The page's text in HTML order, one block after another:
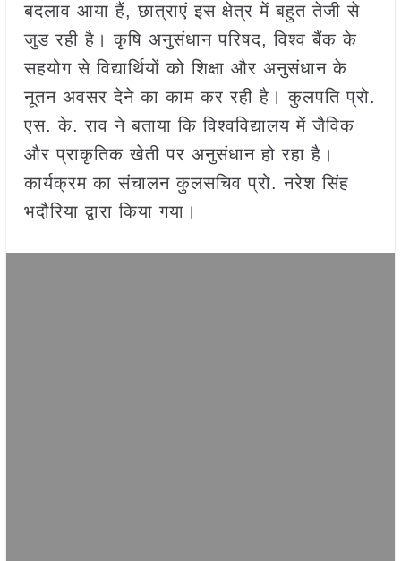
बदलाव आया हैं, छात्राएं इस क्षेत्र में बहुत तेजी से
जुड रही है। कृषि अनुसंधान परिषद, विश्व बैंक के
सहयोग से विद्यार्थियों को शिक्षा और अनुसंधान के
नूतन अवसर देने का काम कर रही है। कुलपति प्रो.
एस. के. राव ने बताया कि विश्वविद्यालय में जैविक
और प्राकृतिक खेती पर अनुसंधान हो रहा है।
कार्यक्रम का संचालन कुलसचिव प्रो. नरेश सिंह
भदौरिया द्वारा किया गया।